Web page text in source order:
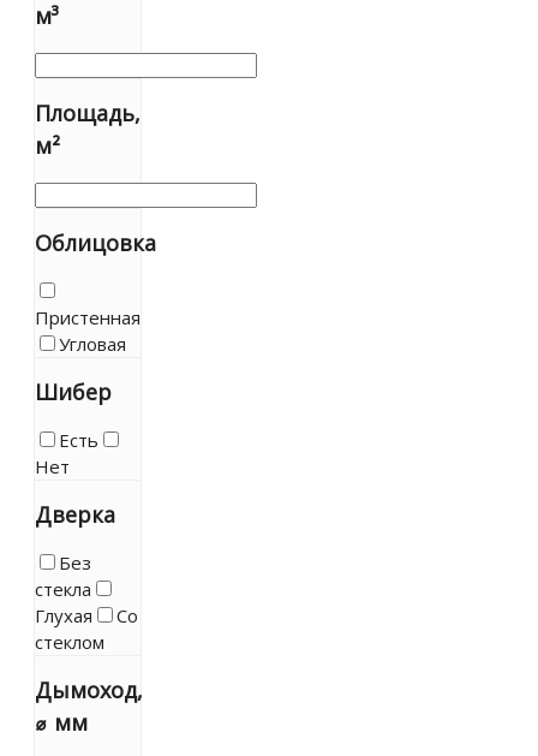
м³
Площадь,
м²
Облицовка
Пристенная
Угловая
Шибер
Есть
Нет
Дверка
Без
стекла
Глухая
Со
стеклом
Дымоход,
⌀ мм